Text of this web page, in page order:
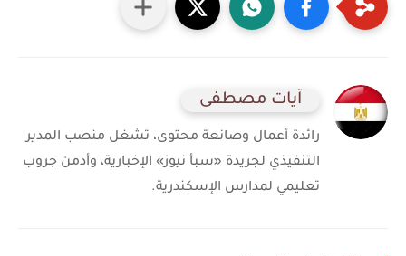
آيات مصطفى
رائدة أعمال وصانعة محتوى، تشغل منصب المدير
التنفيذي لجريدة «سبأ نيوز» الإخبارية، وأدمن جروب
تعليمي لمدارس الإسكندرية.